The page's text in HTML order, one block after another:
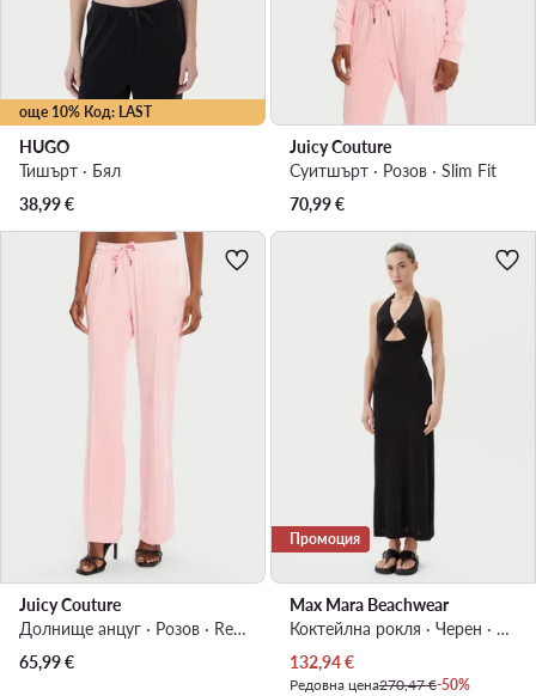
още 10% Код: LAST
HUGO
Тишърт · Бял
38,99€
Juicy Couture
Суитшърт · Розов · Slim Fit
70,99€
Juicy Couture
Долнище анцуг · Розов · Regular Fit
65,99€
Промоция
Max Mara Beachwear
Коктейлна рокля · Черен · Миди
Актуална цена
132,94€
Редовна цена270,47 €-50%